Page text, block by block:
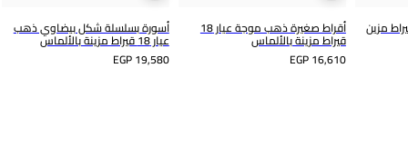
زهرة عيار 18 قيراط مزين أقراط صغيرة ذهب موجة عيار 18
قيراط مزينة بالألماس
EGP 16,610
أسورة بسلسلة شكل بيضاوي ذهب
عيار 18 قيراط مزينة بالألماس
EGP 19,580